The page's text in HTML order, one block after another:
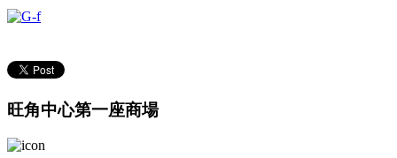
旺角中心第一座商場